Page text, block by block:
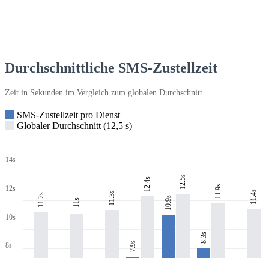
Durchschnittliche SMS-Zustellzeit
Zeit in Sekunden im Vergleich zum globalen Durchschnitt
SMS-Zustellzeit pro Dienst
Globaler Durchschnitt (12,5 s)
14s
12s
10s
8s
11.2s 11s 11.3s
7.9s
12.4s
10.9s
12.5s
8.3s
11.9s 11.4s